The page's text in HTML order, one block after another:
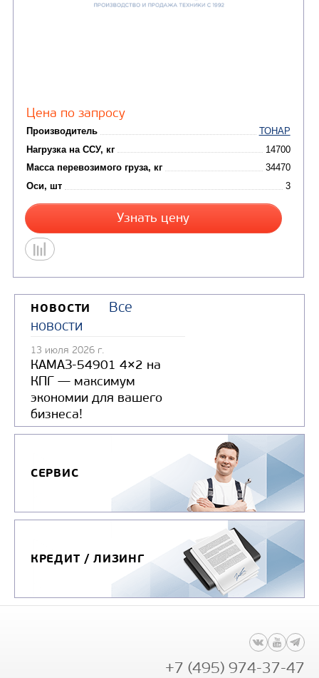
Цена по запросу
Производитель
Масса перевозимого груза, кг
Оси, шт
ПОЛУПРИЦЕП-КОНТЕЙНЕРОВОЗ ТОНАР К3-
НОВОСТИ
Все
новости
13 июля 2026 г.
КАМАЗ-54901 4×2 на
КПГ — максимум
экономии для вашего
бизнеса!
СЕРВИС
КРЕДИТ / ЛИЗИНГ
+7 (495) 974-37-47